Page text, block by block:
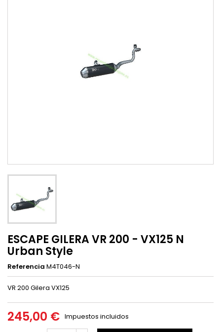
ESCAPE GILERA VR 200 - VX125 N
Urban Style
Referencia M4T046-N
VR 200 Gilera VX125
245,00 € Impuestos incluidos